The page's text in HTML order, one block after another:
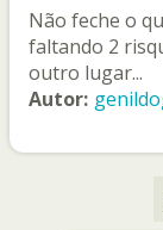
Não feche o
faltando 2
outro lugar...
Autor: